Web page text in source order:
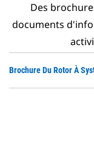
Des
documents
Brochure Du Rotor À